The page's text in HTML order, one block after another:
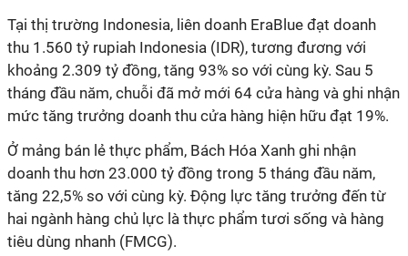
Tại thị trường Indonesia, liên doanh EraBlue đạt doanh
thu 1.560 tỷ rupiah Indonesia (IDR), tương đương với
khoảng 2.309 tỷ đồng, tăng 93% so với cùng kỳ. Sau 5
tháng đầu năm, chuỗi đã mở mới 64 cửa hàng và ghi nhận
mức tăng trưởng doanh thu cửa hàng hiện hữu đạt 19%.
Ở mảng bán lẻ thực phẩm, Bách Hóa Xanh ghi nhận
doanh thu hơn 23.000 tỷ đồng trong 5 tháng đầu năm,
tăng 22,5% so với cùng kỳ. Động lực tăng trưởng đến từ
hai ngành hàng chủ lực là thực phẩm tươi sống và hàng
tiêu dùng nhanh (FMCG).